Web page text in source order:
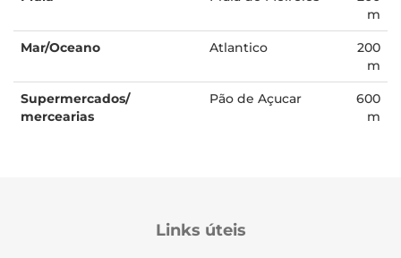
m
Mar/Oceano Atlantico
200
m
Supermercados/
mercearias
Pão de Açucar
600
m
Links úteis